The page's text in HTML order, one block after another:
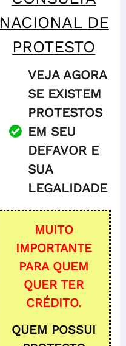
NACIONAL DE
PROTESTO
VEJA AGORA
SE EXISTEM
PROTESTOS
EM SEU
DEFAVOR E
SUA
LEGALIDADE
MUITO
IMPORTANTE
PARA QUEM
QUER TER
CRÉDITO.
QUEM POSSUI